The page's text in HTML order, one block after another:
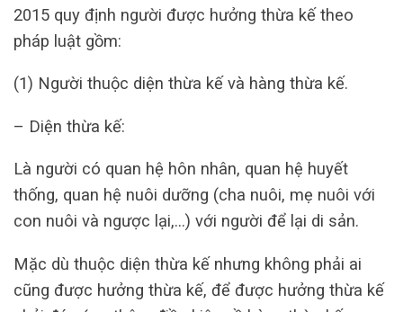
2015 quy định người được hưởng thừa kế theo
pháp luật gồm:
(1) Người thuộc diện thừa kế và hàng thừa kế.
– Diện thừa kế:
Là người có quan hệ hôn nhân, quan hệ huyết
thống, quan hệ nuôi dưỡng (cha nuôi, mẹ nuôi với
con nuôi và ngược lại,…) với người để lại di sản.
Mặc dù thuộc diện thừa kế nhưng không phải ai
cũng được hưởng thừa kế, để được hưởng thừa kế